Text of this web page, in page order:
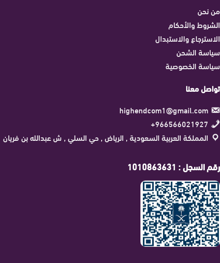
من نحن
الشروط والأحكام
الاسترجاع والاستبدال
سياسة الشحن
سياسة الخصوصية
تواصل معنا
highendcom1@gmail.com
966566021927+
المملكة العربية السعودية , الرياض , حي السلي , ش عبدالله بن فريان
رقم السجل : 1010863631